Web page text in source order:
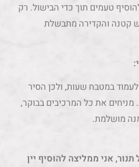
טעמים תוך כדי הבישול. רק
קטנה והקדירה מתבשלת
במטבח שעות, ולכן הסיר
מניחים את כל המרכיבים בבוקר,
מושלמת.
אני ממליצה להוסיף יין